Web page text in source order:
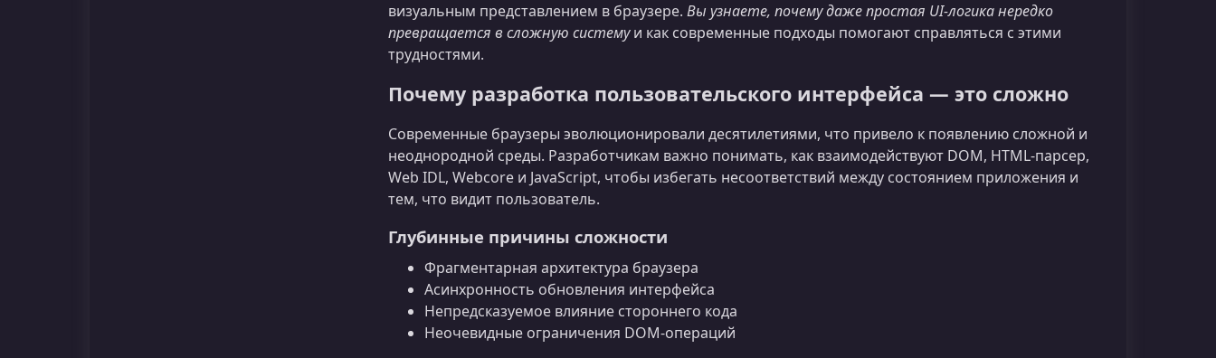
визуальным представлением в браузере. Вы узнаете, почему даже простая UI‑логика нередко
превращается в сложную системуи как современные подходы помогают справляться с этими
трудностями.
Почему разработка пользовательского интерфейса — это сложно
Современные браузеры эволюционировали десятилетиями, что привело к появлению сложной и
неоднородной среды. Разработчикам важно понимать, как взаимодействуют DOM, HTML‑парсер,
Web IDL, Webcore и JavaScript, чтобы избегать несоответствий между состоянием приложения и
тем, что видит пользователь.
Глубинные причины сложности
Фрагментарная архитектура браузера
Асинхронность обновления интерфейса
Непредсказуемое влияние стороннего кода
Неочевидные ограничения DOM‑операций